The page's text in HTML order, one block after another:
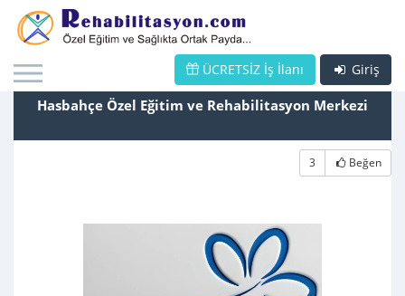
Giriş
ÜCRETSİZ İş İlanı
Hasbahçe Özel Eğitim ve Rehabilitasyon Merkezi
3 Beğen